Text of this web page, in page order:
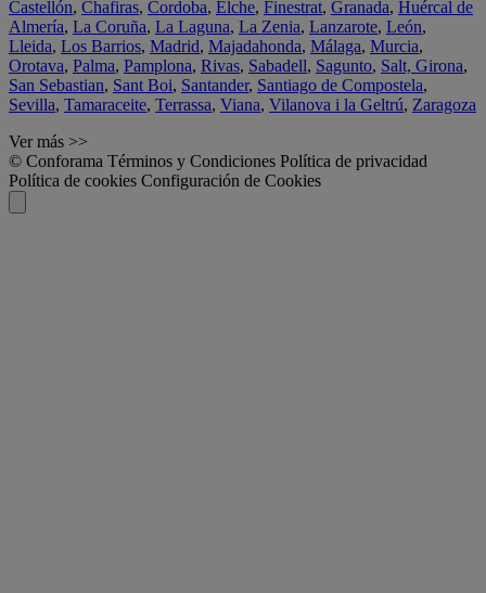
Castellón, Chafiras, Cordoba, Elche, Finestrat, Granada, Huércal de
Almería, La Coruña, La Laguna, La Zenia, Lanzarote, León,
Lleida, Los Barrios, Madrid, Majadahonda, Málaga, Murcia,
Orotava, Palma, Pamplona, Rivas, Sabadell, Sagunto, Salt, Girona,
San Sebastian, Sant Boi, Santander, Santiago de Compostela,
Sevilla, Tamaraceite, Terrassa, Viana, Vilanova i la Geltrú, Zaragoza
Ver más >>
© Conforama Términos y Condiciones Política de privacidad
Política de cookies Configuración de Cookies